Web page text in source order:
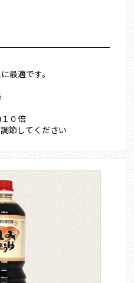
最適です。
０倍
節してください